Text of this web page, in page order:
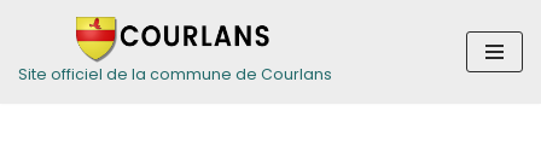
Aller
Site officiel de la commune de Courlans